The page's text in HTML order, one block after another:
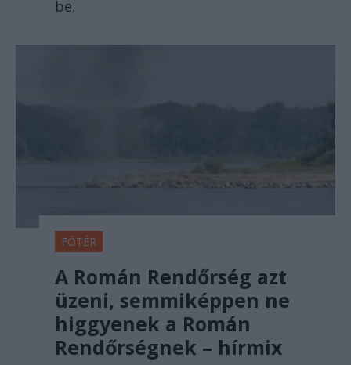
be.
FŐTÉR
A Román Rendőrség azt
üzeni, semmiképpen ne
higgyenek a Román
Rendőrségnek – hírmix